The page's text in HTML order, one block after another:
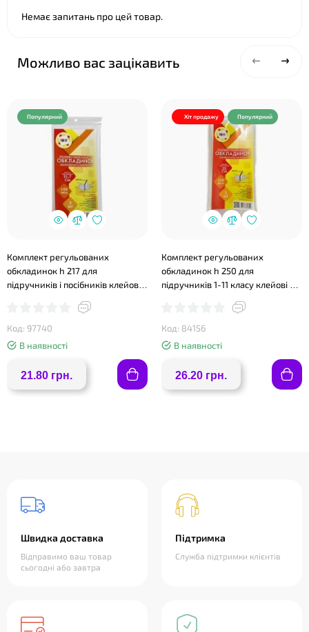
Немає запитань про цей товар.
Можливо вас зацікавить
Популярний
Комплект регульованих
обкладинок h 217 для
підручників і посібників клейові
Код: 97740
В наявності
21.80 грн.
Хіт продажу Популярний
Комплект регульованих
обкладинок h 250 для
підручників 1-11 класу клейові п/
Код: 84156
В наявності
26.20 грн.
Швидка доставка
Відправимо ваш товар
сьогодні або завтра
Підтримка
Служба підтримки клієнтів